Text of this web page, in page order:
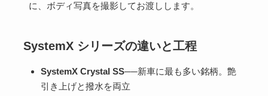
に、ボディ写真を撮影してお渡しします。
SystemX シリーズの違いと工程
SystemX Crystal SS──新車に最も多い銘柄。艶
引き上げと撥水を両立